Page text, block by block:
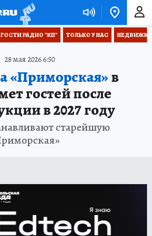
ГОСТИ РАДИО "КП" ТОЛЬКО У НАС НЕДВИЖКА
28 мая 2026 6:50
«Приморская»в
гостей после
в 2027 году
старейшую